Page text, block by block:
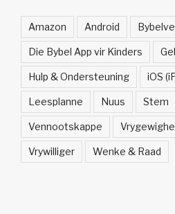
Amazon Android
Die Bybel App vir Kinders
Hulp & Ondersteuning iOS
Leesplanne Nuus Stem
Vennootskappe
Vrywilliger Wenke & Raad